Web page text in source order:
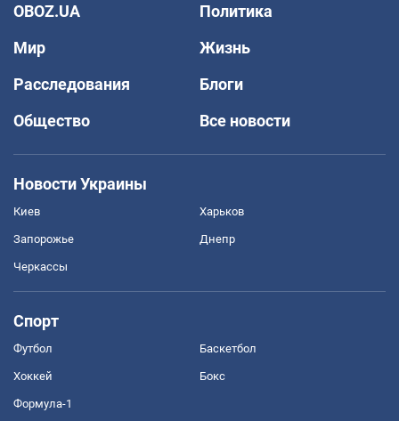
OBOZ.UA
Политика
Мир
Жизнь
Расследования
Блоги
Общество
Все новости
Новости Украины
Киев Харьков
Запорожье Днепр
Черкассы
Спорт
Футбол Баскетбол
Хоккей Бокс
Формула-1